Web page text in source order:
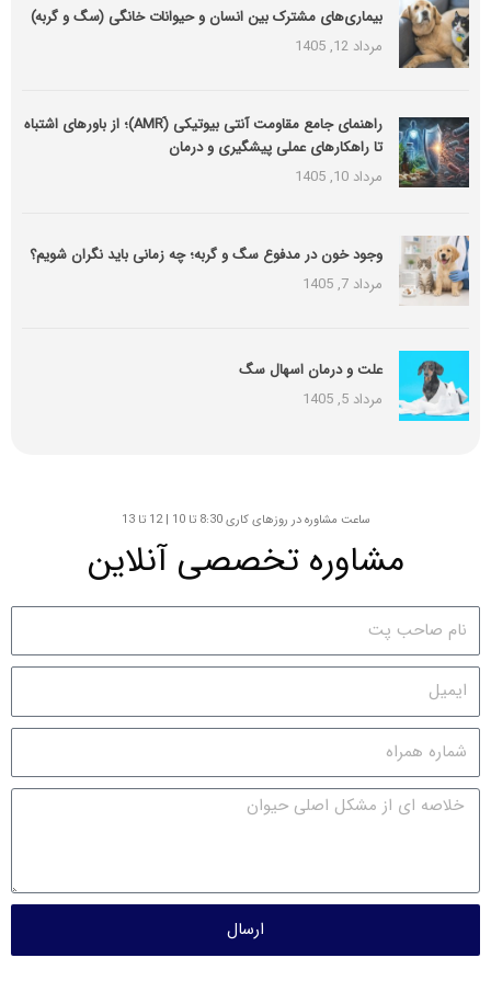
بیماری‌های مشترک بین انسان و حیوانات خانگی (سگ و گربه)
مرداد 12, 1405
راهنمای جامع مقاومت آنتی بیوتیکی (َAMR)؛ از باورهای اشتباه
تا راهکارهای عملی پیشگیری و درمان
مرداد 10, 1405
وجود خون در مدفوع سگ و گربه؛ چه زمانی باید نگران شویم؟
مرداد 7, 1405
علت و درمان اسهال سگ
مرداد 5, 1405
ساعت مشاوره در روزهای کاری 8:30 تا 10 | 12 تا 13
مشاوره تخصصی آنلاین
ارسال